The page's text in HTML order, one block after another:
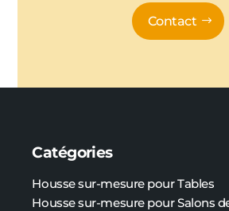
Contact
Catégories
Housse sur-mesure pour Tables
Housse sur-mesure pour Salons